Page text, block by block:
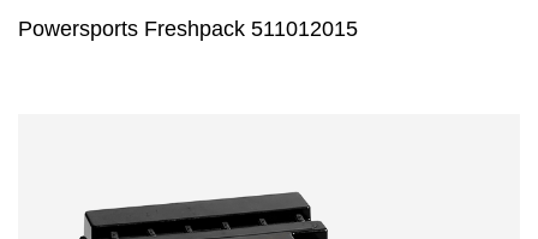
Powersports Freshpack 511012015